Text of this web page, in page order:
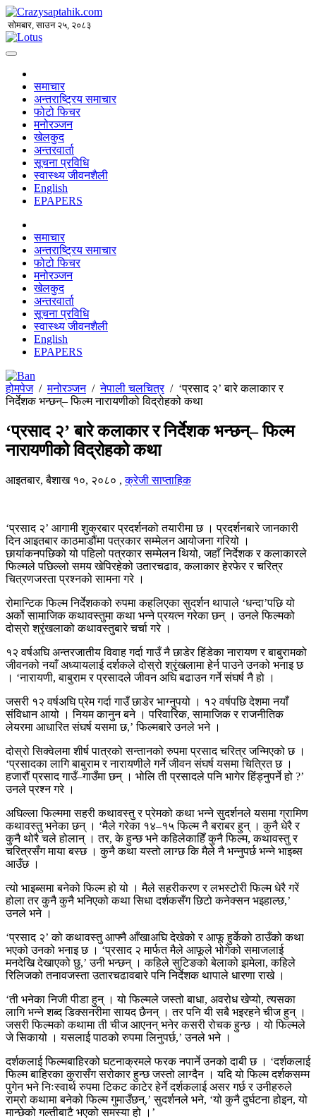
सोमबार, साउन २५, २०८३
समाचार
अन्तराष्ट्रिय समाचार
फोटो फिचर
मनोरञ्जन
खेलकुद
अन्तरवार्ता
सूचना प्रविधि
स्वास्थ्य जीवनशैली
English
EPAPERS
समाचार
अन्तराष्ट्रिय समाचार
फोटो फिचर
मनोरञ्जन
खेलकुद
अन्तरवार्ता
सूचना प्रविधि
स्वास्थ्य जीवनशैली
English
EPAPERS
होमपेज/मनोरञ्जन/नेपाली चलचित्र/ ‘प्रसाद २’ बारे कलाकार र
निर्देशक भन्छन्– फिल्म नारायणीको विद्रोहको कथा
‘प्रसाद २’ बारे कलाकार र निर्देशक भन्छन्– फिल्म
नारायणीको विद्रोहको कथा
आइतबार, बैशाख १०, २०८० ,क्रेजी साप्ताहिक
‘प्रसाद २’ आगामी शुक्रबार प्रदर्शनको तयारीमा छ । प्रदर्शनबारे जानकारी
दिन आइतबार काठमाडौंमा पत्रकार सम्मेलन आयोजना गरियो ।
छायांकनपछिको यो पहिलो पत्रकार सम्मेलन थियो, जहाँ निर्देशक र कलाकारले
फिल्मले पछिल्लो समय खेपिरहेको उतारचढाव, कलाकार हेरफेर र चरित्र
चित्रणजस्ता प्रश्नको सामना गरे ।
रोमान्टिक फिल्म निर्देशकको रुपमा कहलिएका सुदर्शन थापाले ‘धन्दा’पछि यो
अर्को सामाजिक कथावस्तुमा कथा भन्ने प्रयत्न गरेका छन् । उनले फिल्मको
दोस्रो श्रृंखलाको कथावस्तुबारे चर्चा गरे ।
१२ वर्षअघि अन्तरजातीय विवाह गर्दा गाउँ नै छाडेर हिंडेका नारायण र बाबुरामको
जीवनको नयाँ अध्यायलाई दर्शकले दोस्रो श्रृंखलामा हेर्न पाउने उनको भनाइ छ
। ‘नारायणी, बाबुराम र प्रसादले जीवन अघि बढाउन गर्ने संघर्ष नै हो ।
जसरी १२ वर्षअघि प्रेम गर्दा गाउँ छाडेर भाग्नुपयो । १२ वर्षपछि देशमा नयाँ
संविधान आयो । नियम कानुन बने । परिवारिक, सामाजिक र राजनीतिक
लेयरमा आधारित संघर्ष यसमा छ,’ फिल्मबारे उनले भने ।
दोस्रो सिक्वेलमा शीर्ष पात्रको सन्तानको रुपमा प्रसाद चरित्र जन्मिएको छ ।
‘प्रसादका लागि बाबुराम र नारायणीले गर्ने जीवन संघर्ष यसमा चित्रित छ ।
हजारौं प्रसाद गाउँ–गाउँमा छन् । भोलि ती प्रसादले पनि भागेर हिंड्नुपर्ने हो ?’
उनले प्रश्न गरे ।
अघिल्ला फिल्ममा सहरी कथावस्तु र प्रेमको कथा भन्ने सुदर्शनले यसमा ग्रामिण
कथावस्तु भनेका छन् । ‘मैले गरेका १४–१५ फिल्म नै बराबर हुन् । कुनै धेरै र
कुनै थोरै चले होलान् । तर, के हुन्छ भने कहिलेकाहिँ कुनै फिल्म, कथावस्तु र
चरित्रसँग माया बस्छ । कुनै कथा यस्तो लाग्छ कि मैले नै भन्नुपर्छ भन्ने भाइब्स
आउँछ ।
त्यो भाइब्समा बनेको फिल्म हो यो । मैले सहरीकरण र लभस्टोरी फिल्म धेरै गरें
होला तर कुनै कुनै भनिएको कथा सिधा दर्शकसँग छिटो कनेक्सन भइहाल्छ,’
उनले भने ।
‘प्रसाद २’ को कथावस्तु आफ्नै आँखाअघि देखेको र आफू हुर्केको ठाउँको कथा
भएको उनको भनाइ छ । ‘प्रसाद २ मार्फत मैले आफूले भोगेको समाजलाई
मनदेखि देखाएको छु,’ उनी भन्छन् । कहिले सुटिङको बेलाको झमेला, कहिले
रिलिजको तनावजस्ता उतारचढावबारे पनि निर्देशक थापाले धारणा राखे ।
‘ती भनेका निजी पीडा हुन् । यो फिल्मले जस्तो बाधा, अवरोध खेप्यो, त्यसका
लागि भन्ने शब्द डिक्सनरीमा सायद छैनन् । तर पनि यी सबै भइरहने चीज हुन् ।
जसरी फिल्मको कथामा ती चीज आएनन् भनेर कसरी रोचक हुन्छ । यो फिल्मले
जे सिकायो । यसलाई पाठको रुपमा लिनुपर्छ,’ उनले भने ।
दर्शकलाई फिल्मबाहिरको घटनाक्रमले फरक नपार्ने उनको दाबी छ । ‘दर्शकलाई
फिल्म बाहिरका कुरासँग सरोकार हुन्छ जस्तो लाग्दैन । यदि यो फिल्म दर्शकसम्म
पुगेन भने निःस्वार्थ रुपमा टिकट काटेर हेर्ने दर्शकलाई असर गर्छ र उनीहरुले
राम्रो कथामा बनेको फिल्म गुमाउँछन्,’ सुदर्शनले भने, ‘यो कुनै दुर्घटना होइन, यो
मान्छेको गल्तीबाटै भएको समस्या हो ।’